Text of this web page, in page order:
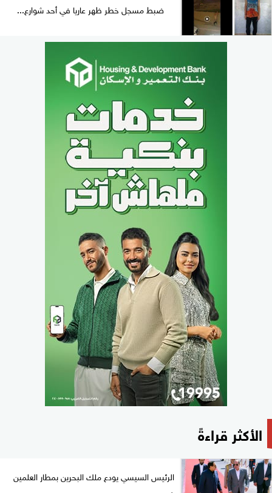
ضبط مسجل خطر ظهر عاريا في أحد شوارع...
الأكثر قراءةً
الرئيس السيسي يودع ملك البحرين بمطار العلمين